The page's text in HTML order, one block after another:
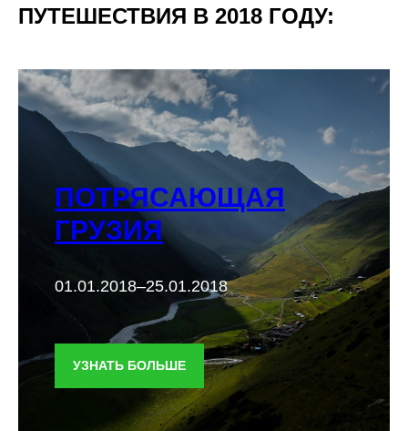
ПУТЕШЕСТВИЯ В 2018 ГОДУ:
ПОТРЯСАЮЩАЯ
ГРУЗИЯ
01.01.2018–25.01.2018
УЗНАТЬ БОЛЬШЕ